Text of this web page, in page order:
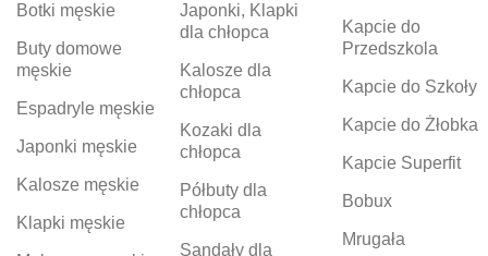
Botki męskie
Buty domowe
męskie
Espadryle męskie
Japonki męskie
Kalosze męskie
Klapki męskie
Japonki, Klapki
dla chłopca
Kalosze dla
chłopca
Kozaki dla
chłopca
Półbuty dla
chłopca
Sandały dla
Kapcie do
Przedszkola
Kapcie do Szkoły
Kapcie do Żłobka
Kapcie Superfit
Bobux
Mrugała